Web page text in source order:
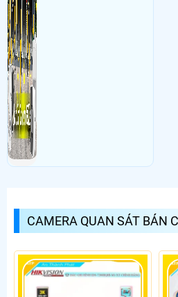
CAMERA QUAN SÁT BÁN